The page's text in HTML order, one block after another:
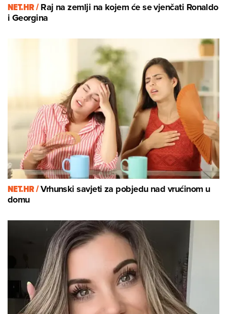
NET.HR /Raj na zemlji na kojem će se vjenčati Ronaldo
i Georgina
NET.HR /Vrhunski savjeti za pobjedu nad vrućinom u
domu